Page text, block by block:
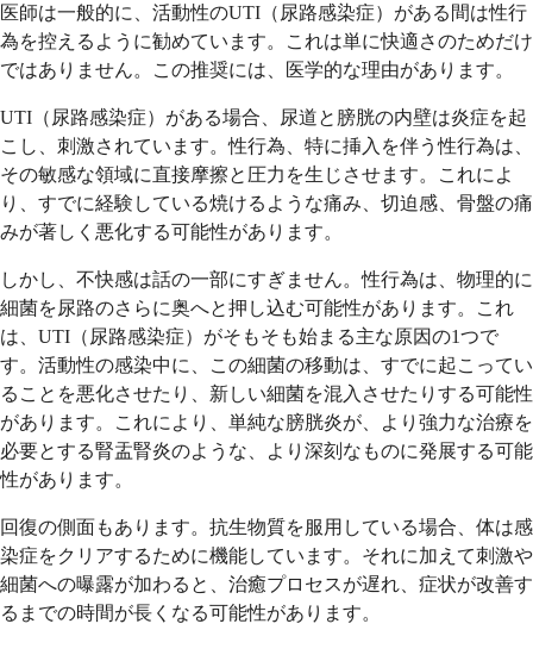
医師は一般的に、活動性のUTI（尿路感染症）がある間は性行
為を控えるように勧めています。これは単に快適さのためだけ
ではありません。この推奨には、医学的な理由があります。
UTI（尿路感染症）がある場合、尿道と膀胱の内壁は炎症を起
こし、刺激されています。性行為、特に挿入を伴う性行為は、
その敏感な領域に直接摩擦と圧力を生じさせます。これによ
り、すでに経験している焼けるような痛み、切迫感、骨盤の痛
みが著しく悪化する可能性があります。
しかし、不快感は話の一部にすぎません。性行為は、物理的に
細菌を尿路のさらに奥へと押し込む可能性があります。これ
は、UTI（尿路感染症）がそもそも始まる主な原因の1つで
す。活動性の感染中に、この細菌の移動は、すでに起こってい
ることを悪化させたり、新しい細菌を混入させたりする可能性
があります。これにより、単純な膀胱炎が、より強力な治療を
必要とする腎盂腎炎のような、より深刻なものに発展する可能
性があります。
回復の側面もあります。抗生物質を服用している場合、体は感
染症をクリアするために機能しています。それに加えて刺激や
細菌への曝露が加わると、治癒プロセスが遅れ、症状が改善す
るまでの時間が長くなる可能性があります。